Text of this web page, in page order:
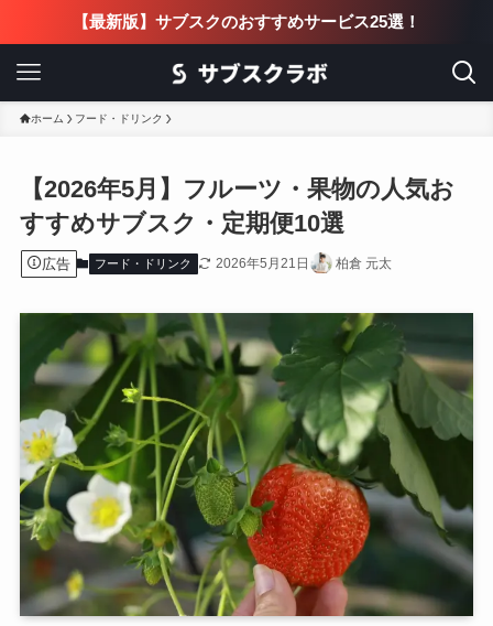
【最新版】サブスクのおすすめサービス25選！
ホーム フード・ドリンク
【2026年5月】フルーツ・果物の人気お
すすめサブスク・定期便10選
広告 フード・ドリンク 2026年5月21日 柏倉 元太